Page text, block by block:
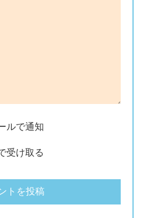
ルで通知
受け取る